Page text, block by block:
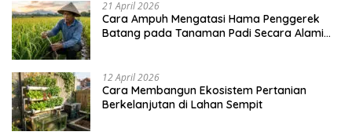
21 April 2026
Cara Ampuh Mengatasi Hama Penggerek
Batang pada Tanaman Padi Secara Alami
12 April 2026
Cara Membangun Ekosistem Pertanian
Berkelanjutan di Lahan Sempit